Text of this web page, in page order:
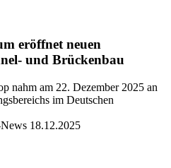
eröffnet neuen
und Brückenbau
nahm am 22. Dezember 2025 an
im Deutschen
18.12.2025